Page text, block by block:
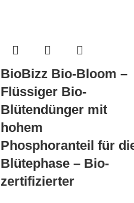
BioBizz Bio-Bloom –
Flüssiger Bio-
Blütendünger mit
hohem
Phosphoranteil für
Blütephase – Bio-
zertifizierter